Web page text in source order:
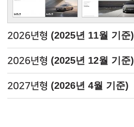
2026년형 (2025년 11월 기준)
2026년형 (2025년 12월 기준)
2027년형 (2026년 4월 기준)